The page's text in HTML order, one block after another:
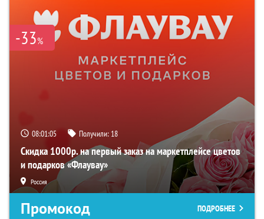
-33%
08:01:04 Получили: 18
Скидка 1000р. на первый заказ на маркетплейсе цветов
и подарков «Флаувау»
Россия
Промокод ПОДРОБНЕЕ